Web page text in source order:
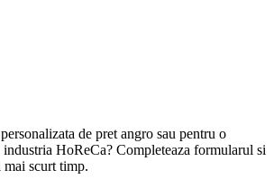
de pret angro sau pentru o
industria HoReCa? Completeaza formularul si
mai scurt timp.